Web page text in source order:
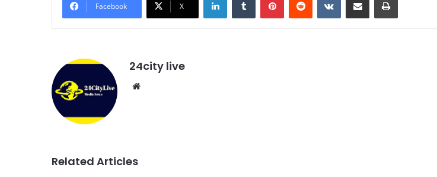
Facebook X
24city live
Related Articles